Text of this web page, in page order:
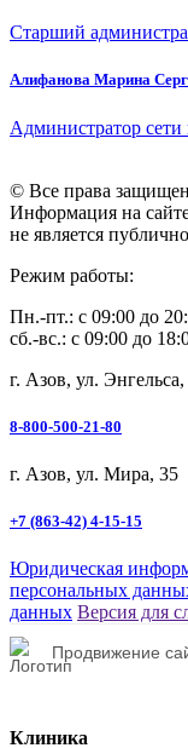
Старший
Алифанова Марина
Администратор
© Все права
Информация на
не является
Режим работы:
Пн.-пт.: с 09:00 до
сб.-вс.: с 09:00 до
г. Азов, ул.
8-800-500-21-80
г. Азов, ул. Мира, 35
+7 (863-42) 4-15-15
Юридическая
персональных
данных Версия для
Продвижение
Клиника